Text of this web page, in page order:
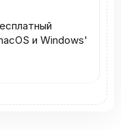
и Windows'